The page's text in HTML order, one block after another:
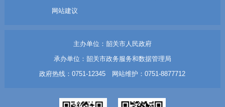
网站建议
主办单位：韶关市人民政府
承办单位：韶关市政务服务和数据管理局
政府热线：0751-12345 网站维护：0751-8877712